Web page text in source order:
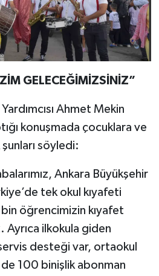
GELECEĞİMİZSİNİZ”
Ahmet Mekin
konuşmada çocuklara ve
söyledi:
Ankara Büyükşehir
tek okul kıyafeti
öğrencimizin kıyafet
Ayrıca ilkokula giden
desteği var, ortaokul
100 binişlik abonman